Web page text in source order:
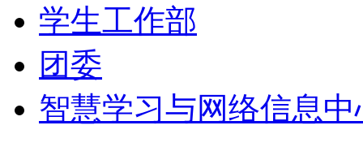
学生工作部
团委
智慧学习与网络信息中